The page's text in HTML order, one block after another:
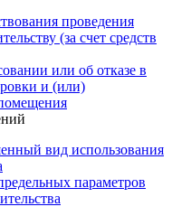
проведения
(за счет средств
или об отказе в
и (или)
вид использования
параметров